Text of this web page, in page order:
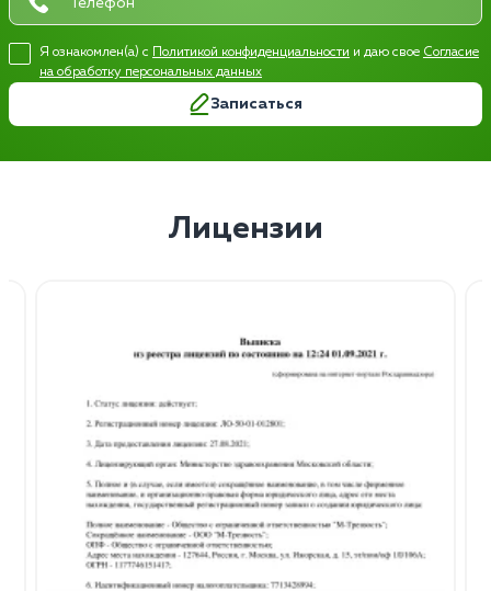
Я ознакомлен(а) с Политикой конфиденциальности и даю свое Согласие
на обработку персональных данных
Записаться
Лицензии